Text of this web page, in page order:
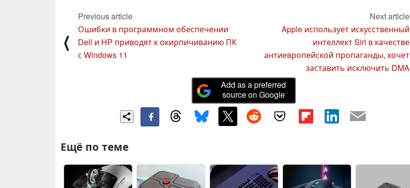
⟨
Previous article
Ошибки в программном обеспечении
Dell и HP приводят к окирпичиванию ПК
с Windows 11
Next article
Apple использует искусственный
интеллект Siri в качестве
антиевропейской пропаганды, хочет
заставить исключить DMA
Add as a preferred
source on Google
Ещё по теме